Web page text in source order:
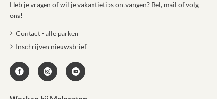
Heb je vragen of wil je vakantietips ontvangen? Bel, mail of volg
ons!
Contact - alle parken
Inschrijven nieuwsbrief